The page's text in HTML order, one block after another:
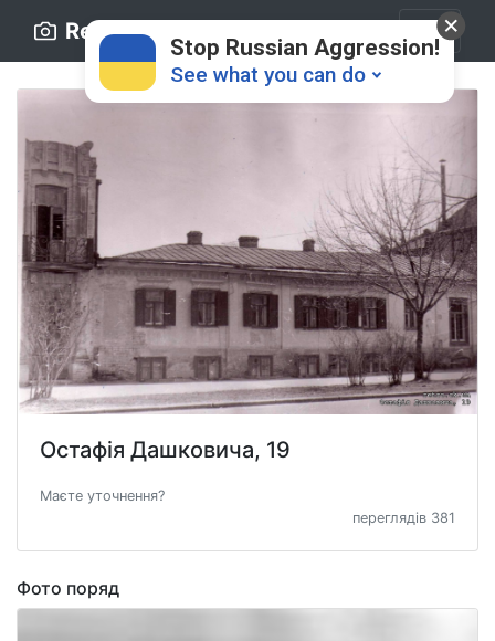
Retro.ck.ua
Остафія Дашковича, 19
Маєте уточнення?
переглядів 381
Фото поряд
Stop Russian Aggression!
See what you can do
Donate 💸
Support Ukraine ❤
Share this widget